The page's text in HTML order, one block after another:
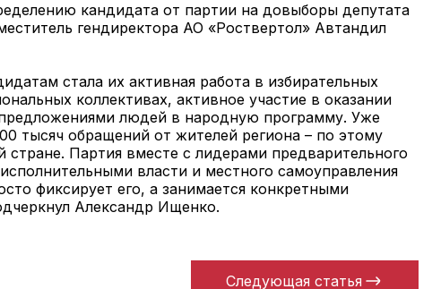
кандидата от партии на довыборы депутата
гендиректора АО «Роствертол» Автандил
стала их активная работа в избирательных
коллективах, активное участие в оказании
людей в народную программу. Уже
тысяч обращений от жителей региона – по этому
Партия вместе с лидерами предварительного
власти и местного самоуправления
фиксирует его, а занимается конкретными
Александр Ищенко.
Следующая статья